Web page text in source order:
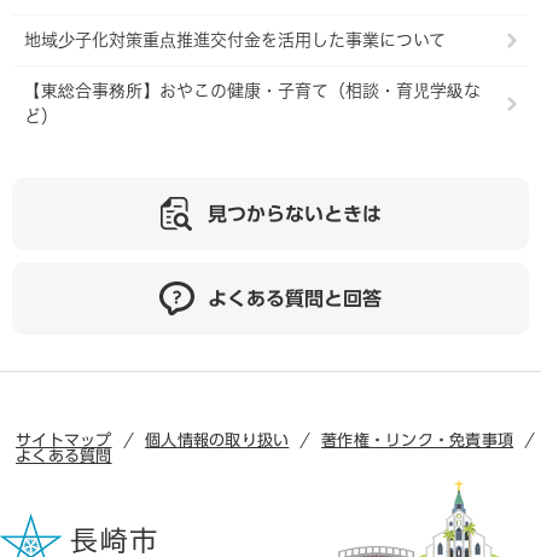
地域少子化対策重点推進交付金を活用した事業について
【東総合事務所】おやこの健康・子育て（相談・育児学級な
ど）
見つからないときは
よくある質問と回答
サイトマップ 個人情報の取り扱い
著作権・リンク・免責事項
よくある質問